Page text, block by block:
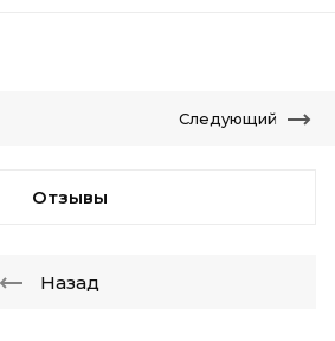
Следующий
Отзывы
Назад